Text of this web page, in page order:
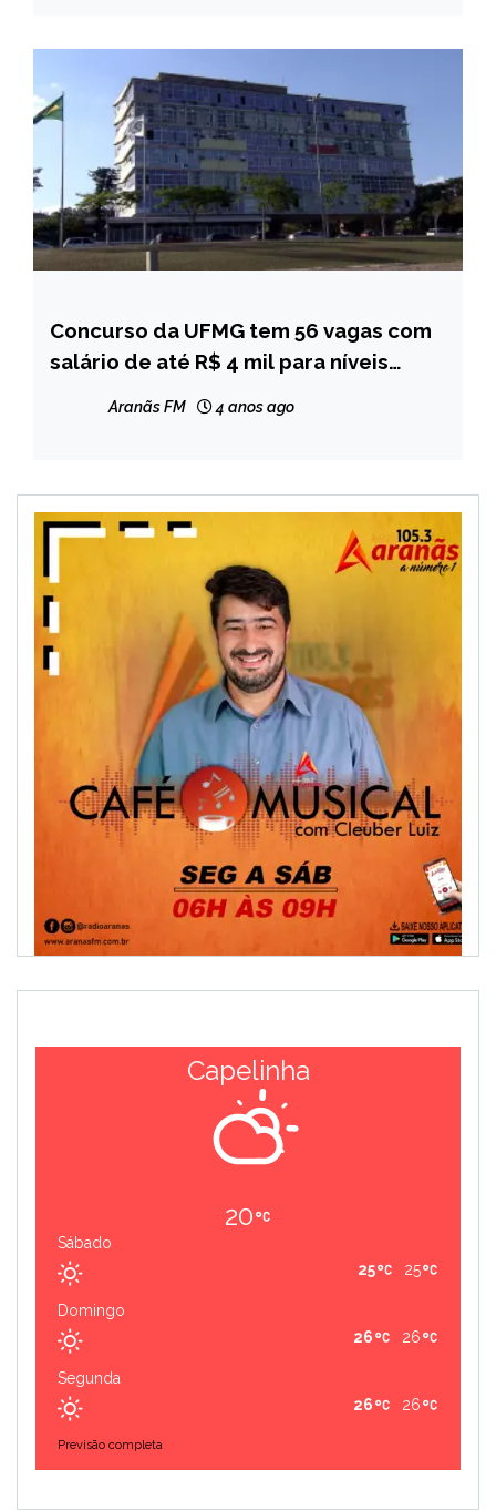
CAPELINHA
MINAS
Concurso da UFMG tem 56 vagas com
salário de até R$ 4 mil para níveis
Aranãs FM 4 anos ago
Capelinha
20
Sábado
25
25
Domingo
26
26
Segunda
26
26
Previsão completa